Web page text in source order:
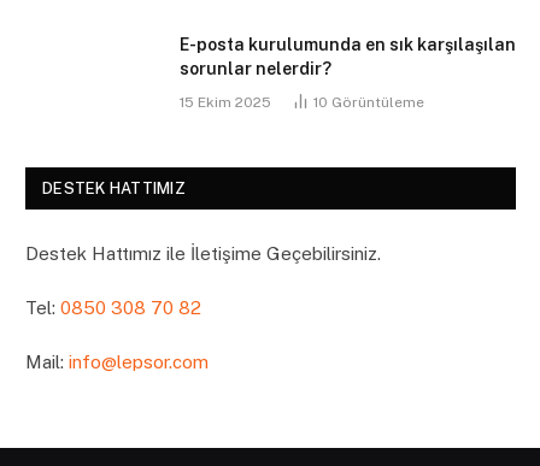
E-posta kurulumunda en sık karşılaşılan
sorunlar nelerdir?
15 Ekim 2025 10 Görüntüleme
DESTEK HATTIMIZ
Destek Hattımız ile İletişime Geçebilirsiniz.
Tel: 0850 308 70 82
Mail: info@lepsor.com